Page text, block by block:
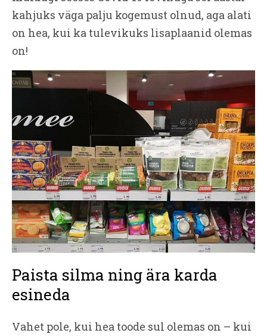
kahjuks väga palju kogemust olnud, aga alati
on hea, kui ka tulevikuks lisaplaanid olemas
on!
Paista silma ning ära karda
esineda
Vahet pole, kui hea toode sul olemas on – kui